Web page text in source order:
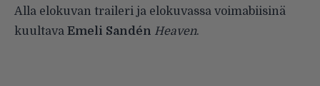
Alla elokuvan traileri ja elokuvassa voimabiisinä
kuultava Emeli Sandén Heaven.